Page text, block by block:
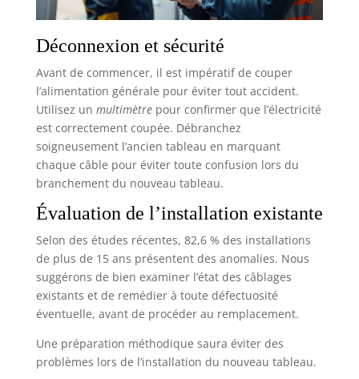
et les conditions extérieures difficiles, garantissant
composants. 【CONCEPTION COMPACTE】coffret
electrique etanche exterieur malgré sa taille
distribution offre une capacité de 8 modules. Son
couvercle transparent permet une vérification
visuelle sans ouverture, et ses 6 entrées de câble
(avec bouchons amovibles) autorisent un câblage
flexible et organisé. Il peut également servir de
boite multiprise sécurisée ou de boite électrique
centralisée pour vos installations.
Déconnexion et sécurité
Avant de commencer, il est impératif de couper
l’alimentation générale pour éviter tout accident.
Utilisez un multimètrepour confirmer que l’électricité
est correctement coupée. Débranchez
soigneusement l’ancien tableau en marquant
chaque câble pour éviter toute confusion lors du
branchement du nouveau tableau.
Évaluation de l’installation existante
Selon des études récentes, 82,6 % des installations
de plus de 15 ans présentent des anomalies. Nous
suggérons de bien examiner l’état des câblages
existants et de remédier à toute défectuosité
éventuelle, avant de procéder au remplacement.
Une préparation méthodique saura éviter des
problèmes lors de l’installation du nouveau tableau.